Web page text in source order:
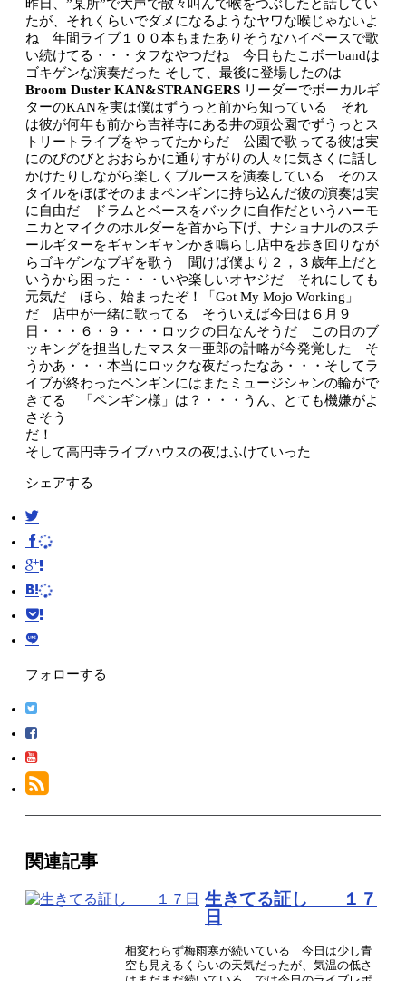
昨日、”某所”で大声で散々叫んで喉をつぶしたと話してい
たが、それくらいでダメになるようなヤワな喉じゃないよ
ね 年間ライブ１００本もまたありそうなハイペースで歌
い続けてる・・・タフなやつだね 今日もたこボーbandは
ゴキゲンな演奏だった そして、最後に登場したのは
Broom Duster KAN&STRANGERS リーダーでボーカルギ
ターのKANを実は僕はずうっと前から知っている それ
は彼が何年も前から吉祥寺にある井の頭公園でずうっとス
トリートライブをやってたからだ 公園で歌ってる彼は実
にのびのびとおおらかに通りすがりの人々に気さくに話し
かけたりしながら楽しくブルースを演奏している そのス
タイルをほぼそのままペンギンに持ち込んだ彼の演奏は実
に自由だ ドラムとベースをバックに自作だというハーモ
ニカとマイクのホルダーを首から下げ、ナショナルのスチ
ールギターをギャンギャンかき鳴らし店中を歩き回りなが
らゴキゲンなブギを歌う 聞けば僕より２，３歳年上だと
いうから困った・・・いや楽しいオヤジだ それにしても
元気だ ほら、始まったぞ！「Got My Mojo Working」
だ 店中が一緒に歌ってる そういえば今日は６月９
日・・・６・９・・・ロックの日なんそうだ この日のブ
ッキングを担当したマスター亜郎の計略が今発覚した そ
うかあ・・・本当にロックな夜だったなあ・・・そしてラ
イブが終わったペンギンにはまたミュージシャンの輪がで
きてる 「ペンギン様」 は？・・・うん、とても機嫌がよ
さそう
だ！
そして高円寺ライブハウスの夜はふけていった
シェアする
フォローする
関連記事
生きてる証し １７
日
相変わらず梅雨寒が続いている 今日は少し青
空も見えるくらいの天気だったが、気温の低さ